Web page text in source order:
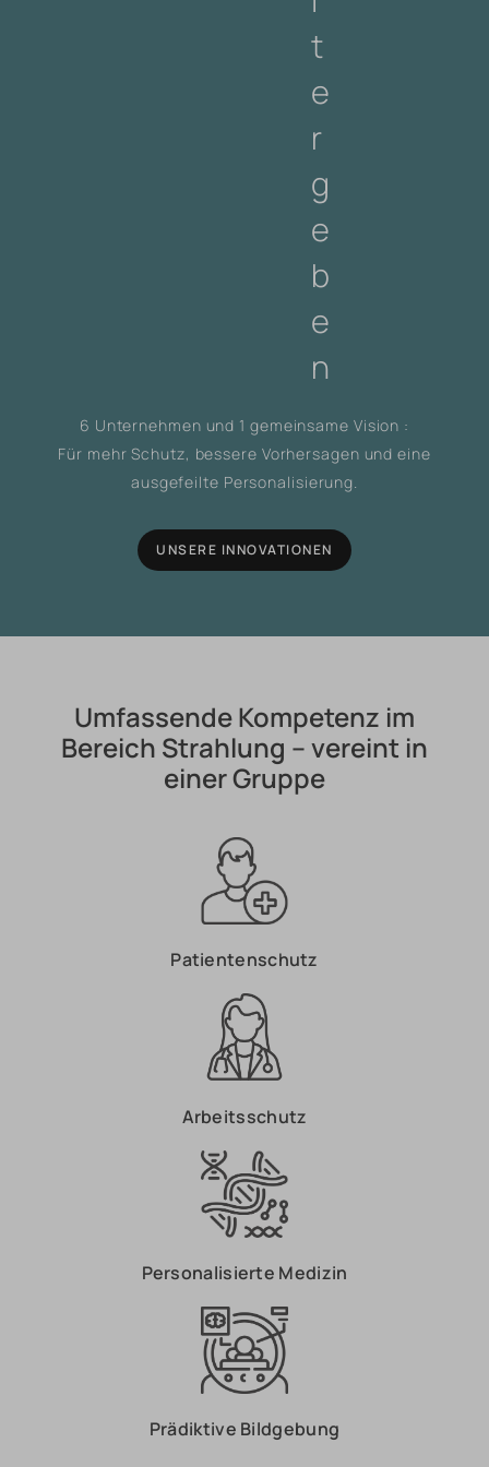
t
e
r
g
e
b
e
n
6 Unternehmen und 1 gemeinsame Vision :
Für mehr Schutz, bessere Vorhersagen und eine
ausgefeilte Personalisierung.
UNSERE INNOVATIONEN
Umfassende Kompetenz im
Bereich Strahlung – vereint in
einer Gruppe
Patientenschutz
Arbeitsschutz
Personalisierte Medizin
Prädiktive Bildgebung